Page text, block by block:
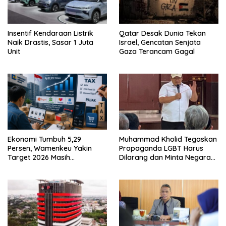
Insentif Kendaraan Listrik
Naik Drastis, Sasar 1 Juta
Unit
Qatar Desak Dunia Tekan
Israel, Gencatan Senjata
Gaza Terancam Gagal
Ekonomi Tumbuh 5,29
Persen, Wamenkeu Yakin
Target 2026 Masih
Muhammad Kholid Tegaskan
Propaganda LGBT Harus
Dilarang dan Minta Negara